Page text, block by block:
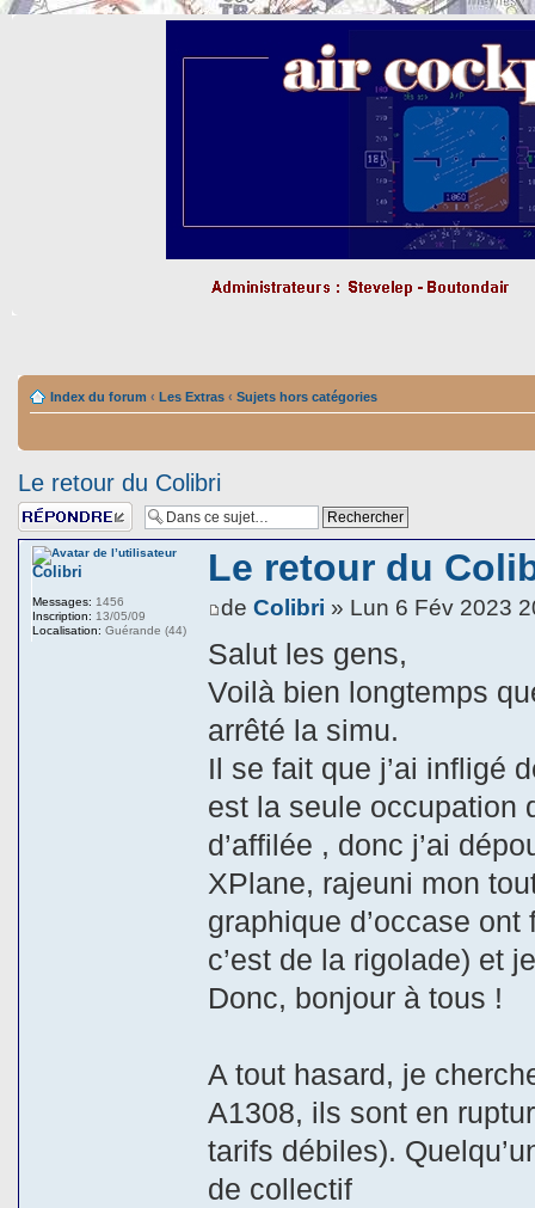
Index du forum ‹ Les Extras ‹ Sujets hors catégories
Le retour du Colibri
Répondre
Le retour du
deColibri » Lun 6 Fév 2023
Salut les gens,
Voilà bien longtemps
arrêté la simu.
Il se fait que j’ai infligé
est la seule occupation
d’affilée , donc j’ai
XPlane, rajeuni mon
graphique d’occase
c’est de la rigolade) et
Donc, bonjour à tous !
A tout hasard, je
A1308, ils sont en
tarifs débiles).
de collectif
Colibri
Messages: 1456
Inscription: 13/05/09
Localisation: Guérande (44)